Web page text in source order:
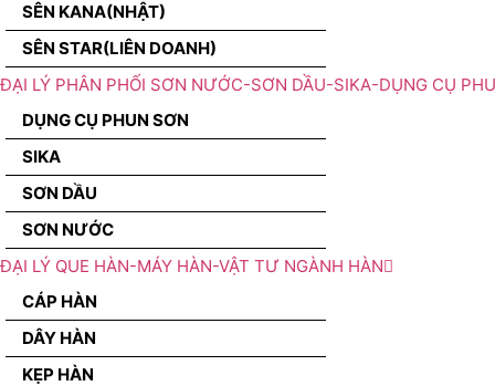
SÊN KANA(NHẬT)
SÊN STAR(LIÊN DOANH)
ĐẠI LÝ PHÂN PHỐI SƠN NƯỚC-SƠN DẦU-SIKA-DỤNG CỤ
DỤNG CỤ PHUN SƠN
SIKA
SƠN DẦU
SƠN NƯỚC
ĐẠI LÝ QUE HÀN-MÁY HÀN-VẬT TƯ NGÀNH HÀN
CÁP HÀN
DÂY HÀN
KẸP HÀN